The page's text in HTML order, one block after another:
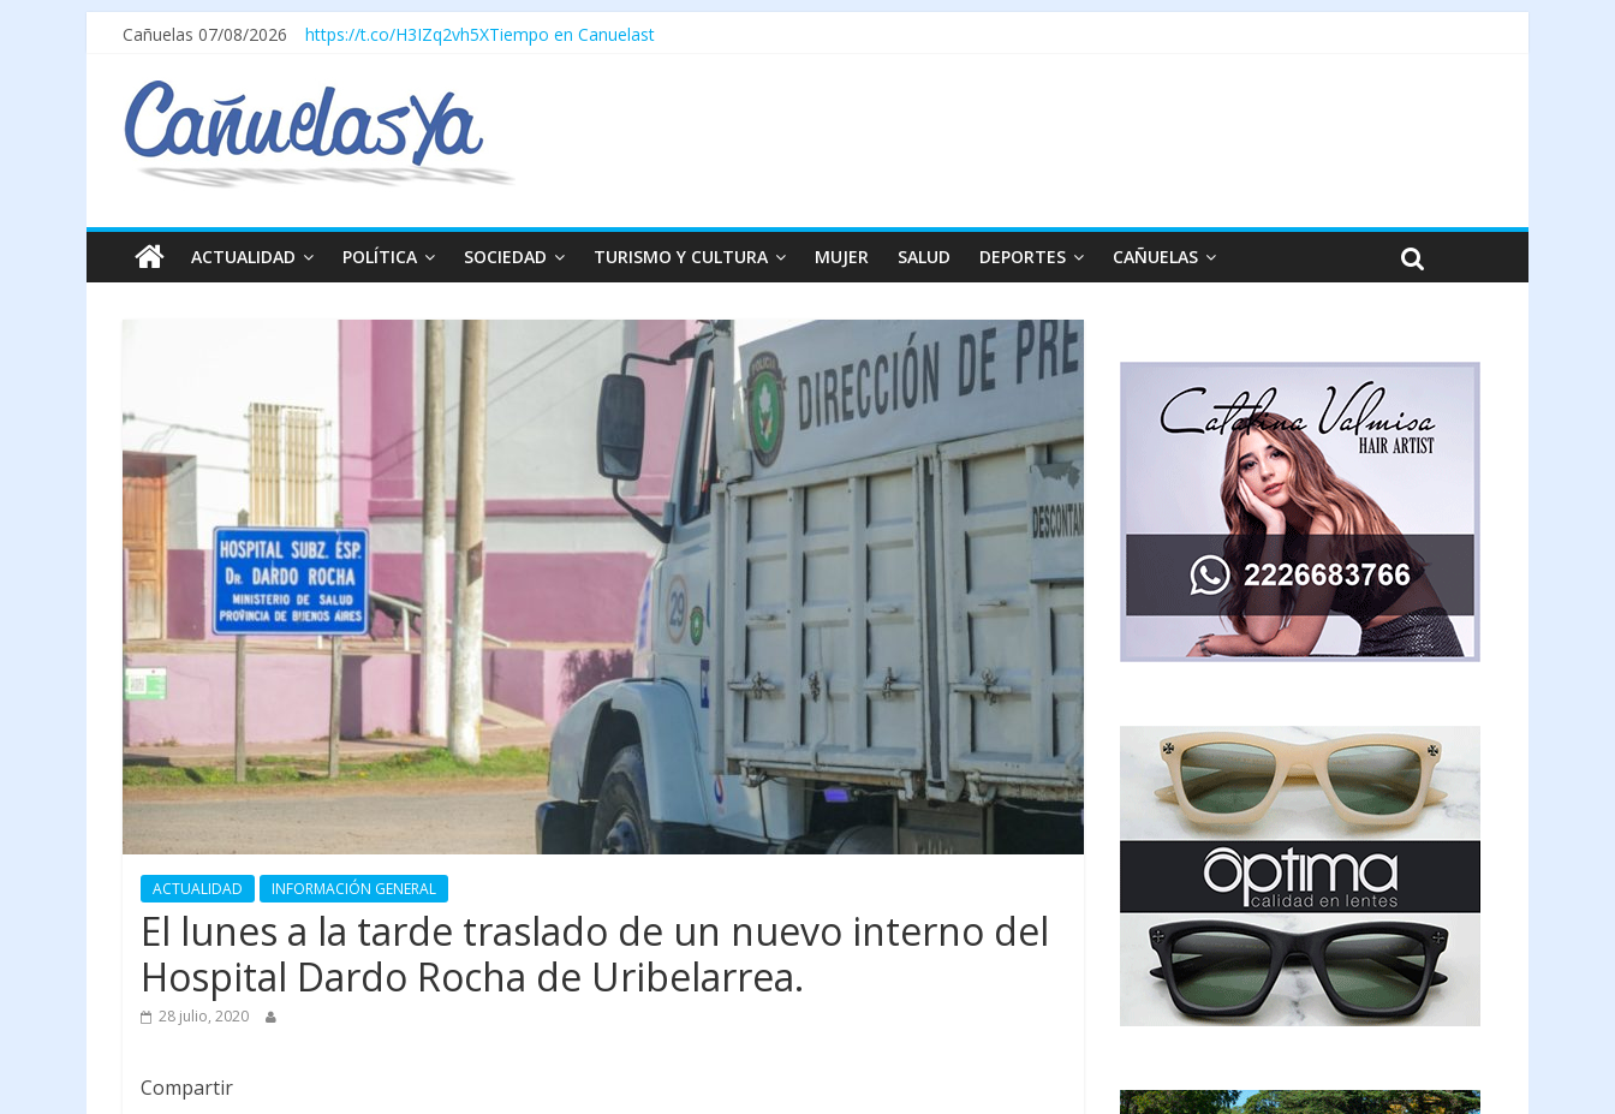
Cañuelas 07/08/2026 https://t.co/H3IZq2vh5XTiempo en Canuelast
ACTUALIDAD POLÍTICA SOCIEDAD TURISMO Y CULTURA MUJER SALUD DEPORTES CAÑUELAS
ACTUALIDAD INFORMACIÓN GENERAL
El lunes a la tarde traslado de un nuevo interno del
Hospital Dardo Rocha de Uribelarrea.
28 julio, 2020
Compartir